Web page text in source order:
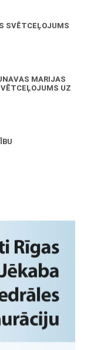
SVĒTCEĻOJUMS
MARIJAS
UZ